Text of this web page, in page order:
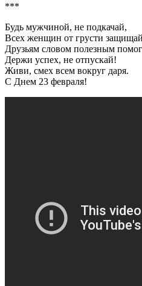
***
Будь мужчиной, не подкачай,
Всех женщин от грусти
Друзьям словом полезным
Держи успех, не отпускай!
Живи, смех всем вокруг даря.
С Днем 23 февраля!